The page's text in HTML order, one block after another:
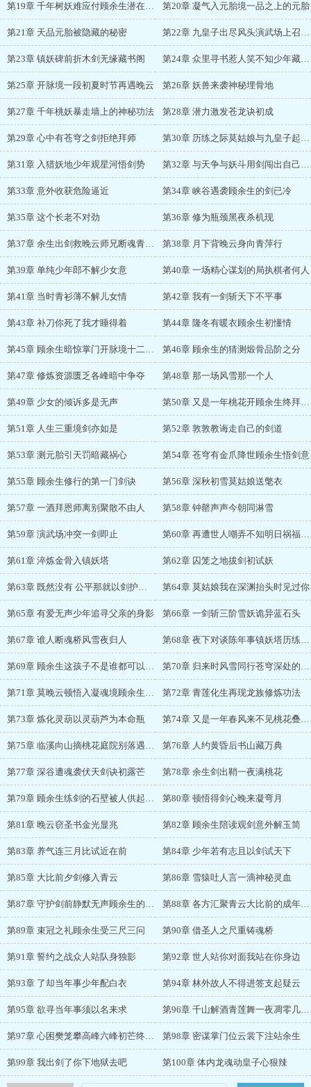
第19章 千年树妖难应付顾余生潜在的危机 第20章 凝气入元胎境一品之上的元胎
第21章 天品元胎被隐藏的秘密 第22章 九皇子出尽风头演武场上召唤藏书阁
第23章 镇妖碑前折木剑无缘藏书阁 第24章 众里寻书惹人笑不知少年藏鸿鹄
第25章 开脉境一段初夏时节再遇晚云 第26章 妖兽来袭神秘埋骨地
第27章 千年桃妖暴走墙上的神秘功法 第28章 潜力激发苍龙诀初成
第29章 心中有苍穹之剑拒绝拜师 第30章 历练之际莫姑娘与九皇子起冲突
第31章 入猎妖地少年观星河悟剑势 第32章 与天争与妖斗用剑闯出自己的道
第33章 意外收获危险逼近 第34章 峡谷遇袭顾余生的剑已冷
第35章 这个长老不对劲 第36章 修为瓶颈黑夜杀机现
第37章 余生出剑救晚云师兄断魂青萍山 第38章 月下背晚云身向青萍行
第39章 单纯少年郎不解少女意 第40章 一场精心谋划的局执棋者何人
第41章 当时青衫薄不解儿女情 第42章 我有一剑斩天下不平事
第43章 补刀你死了我才睡得着 第44章 隆冬有暖衣顾余生初懂情
第45章 顾余生暗惊掌门开脉境十二段极境 第46章 顾余生的猜测煅骨品阶之分
第47章 修炼资源匮乏各峰暗中争夺 第48章 那一场风雪那一个人
第49章 少女的倾诉多是无声 第50章 又是一年桃花开顾余生终拜师学剑
第51章 人生三重境剑亦如是 第52章 敦敦教诲走自己的剑道
第53章 测元胎引天罚暗藏祸心 第54章 苍穹有金爪降世顾余生悟剑意
第55章 顾余生修行的第一门剑诀 第56章 深秋初雪莫姑娘送氅衣
第57章 一酒拜恩师离别聚散不由人 第58章 钟罄声声今朝同淋雪
第59章 演武场冲突一剑即止 第60章 再遭世人嘲弄不知明日祸福将至
第61章 淬炼金骨入镇妖塔 第62章 囚笼之地拔剑初试妖
第63章 既然没有 公平那就以剑护自身 第64章 莫姑娘我在深渊抬头时见过你
第65章 有爱无声少年追寻父亲的身影 第66章 一剑斩三阶雪妖诡异蓝石头
第67章 谁人断魂桥风雪夜归人 第68章 夜下对谈陈年事镇妖塔历练之末
第69章 顾余生这孩子不是谁都可以拿捏的 第70章 归来时风雪同行苍穹深处的隐秘
第71章 莫晚云顿悟入凝魂境顾余生换令入经阁 第72章 青莲化生再现龙族修炼功法
第73章 炼化灵葫以灵葫芦为本命瓶 第74章 又是一年春风来不见桃花叠次开
第75章 临溪向山摘桃花庭院别落遇晚云 第76章 人约黄昏后书山藏万典
第77章 深谷遭魂袭伏天剑诀初露芒 第78章 余生剑出鞘一夜满桃花
第79章 顾余生练剑的石壁被人供起来了 第80章 顿悟得剑心晚来凝弯月
第81章 晚云窃圣书金光显兆 第82章 顾余生陪读观剑意外解玉简
第83章 养气连三月比试近在前 第84章 少年若有志且以剑试天下
第85章 大比前夕剑修入青云 第86章 雪猿吐人言一滴神秘灵血
第87章 守护剑前静默无声顾余生的成长 第88章 各方汇聚青云大比前的成年典礼
第89章 束冠之礼顾余生受三尺三问 第90章 借圣人之尺重铸魂桥
第91章 誓约之战众人站队身独影 第92章 世人站你对面我站在你身边
第93章 了却当年事少年配白衣 第94章 林外故人不得进签支起疑云
第95章 欲寻当年事须以名来求 第96章 千山解酒青莲舞一夜凋零几度秋
第97章 心困樊笼攀高峰六峰初芒终得悟 第98章 密谋掌门位云裳下注站余生
第99章 我出剑了你下地狱去吧 第100章 体内龙魂动皇子心狠辣